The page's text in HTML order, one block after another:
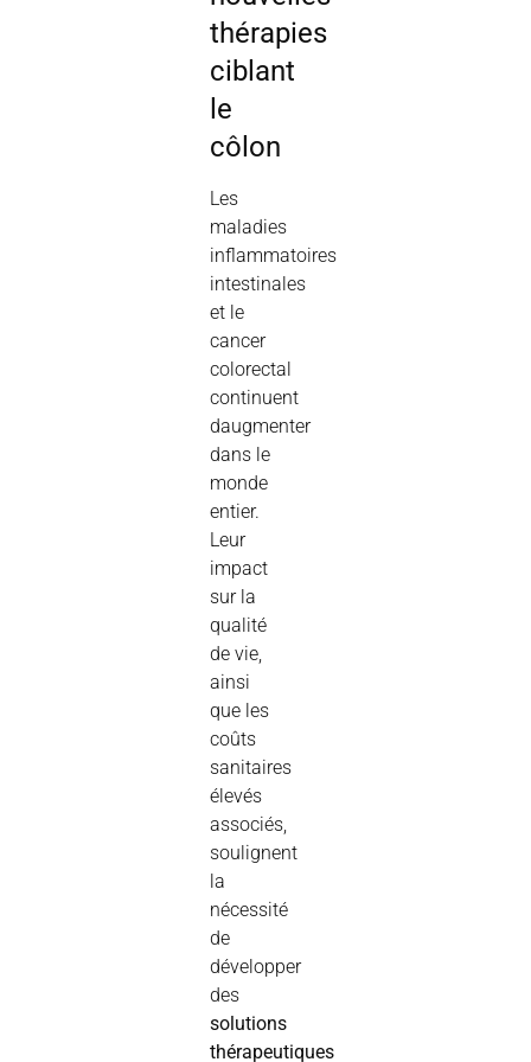
thérapies
ciblant
le
côlon
Les
maladies
inflammatoires
intestinales
et le
cancer
colorectal
continuent
daugmenter
dans le
monde
entier.
Leur
impact
sur la
qualité
de vie,
ainsi
que les
coûts
sanitaires
élevés
associés,
soulignent
la
nécessité
de
développer
des
solutions
thérapeutiques